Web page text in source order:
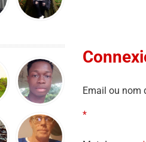
Email ou nom
*